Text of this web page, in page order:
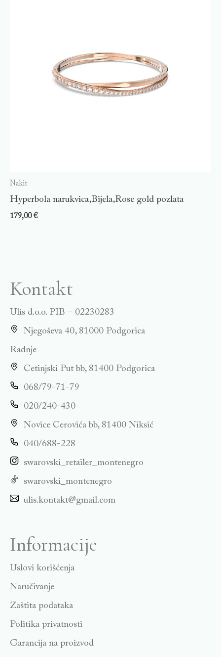
Nakit
Hyperbola narukvica,Bijela,Rose gold pozlata
179,00€
Kontakt
Ulis d.o.o. PIB – 02230283
Njegoševa 40, 81000 Podgorica
Radnje
Cetinjski Put bb, 81400 Podgorica
068/79-71-79
020/240-430
Novice Cerovića bb, 81400 Niksić
040/688-228
swarovski_retailer_montenegro
swarovski_montenegro
ulis.kontakt@gmail.com
Informacije
Uslovi korišćenja
Naručivanje
Zaštita podataka
Politika privatnosti
Garancija na proizvod